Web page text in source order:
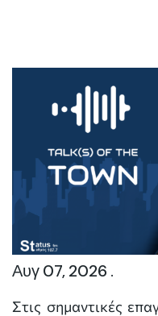
Αυγ 07, 2026 .
Στις σημαντικές